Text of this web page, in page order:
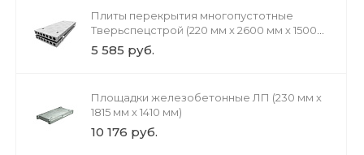
Плиты перекрытия многопустотные
Тверьспецстрой (220 мм х 2600 мм х 1500
мм)
5 585 руб.
Площадки железобетонные ЛП (230 мм х
1815 мм х 1410 мм)
10 176 руб.